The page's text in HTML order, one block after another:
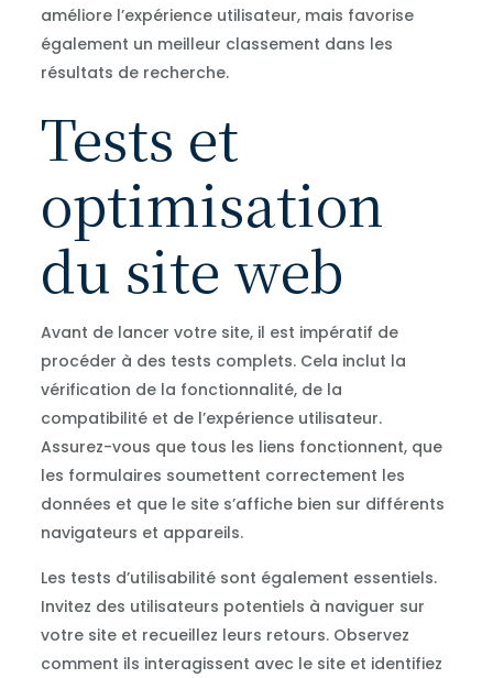
améliore l’expérience utilisateur, mais favorise
également un meilleur classement dans les
résultats de recherche.
Tests et
optimisation
du site web
Avant de lancer votre site, il est impératif de
procéder à des tests complets. Cela inclut la
vérification de la fonctionnalité, de la
compatibilité et de l’expérience utilisateur.
Assurez-vous que tous les liens fonctionnent, que
les formulaires soumettent correctement les
données et que le site s’affiche bien sur différents
navigateurs et appareils.
Les tests d’utilisabilité sont également essentiels.
Invitez des utilisateurs potentiels à naviguer sur
votre site et recueillez leurs retours. Observez
comment ils interagissent avec le site et identifiez